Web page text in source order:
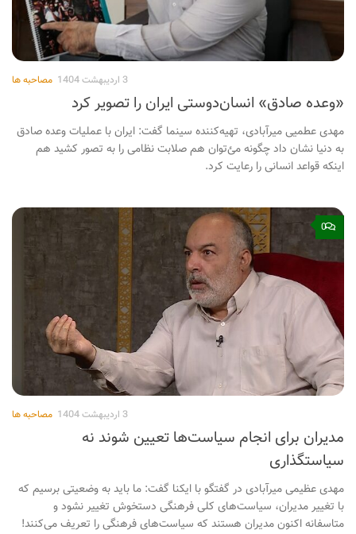
مصاحبه ها 3 اردیبهشت 1404
«وعده صادق» انسان‌دوستی ایران را تصویر کرد
مهدی عطمیی میرآبادی، تهیه‌کننده سینما گفت: ایران با عملیات وعده صادق
به دنیا نشان داد چگونه مئ‌‌توان هم صلابت نظامی را به تصور کشید هم
اینکه قواعد انسانی را رعایت کرد.
0
مصاحبه ها 3 اردیبهشت 1404
مدیران برای انجام سیاست‌ها تعیین شوند نه
سیاستگذاری
مهدی عظیمی میرآبادی در گفتگو با ایکنا گفت: ما باید به وضعیتی برسیم که
با تغییر مدیران، سیاست‌های کلی فرهنگی دستخوش تغییر نشود و
متاسفانه اکنون مدیران هستند که سیاست‌های فرهنگی را تعریف می‌کنند!